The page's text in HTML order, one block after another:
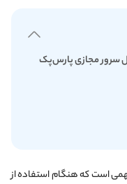
سرور مجازی پارس‌پک
است که هنگام استفاده از